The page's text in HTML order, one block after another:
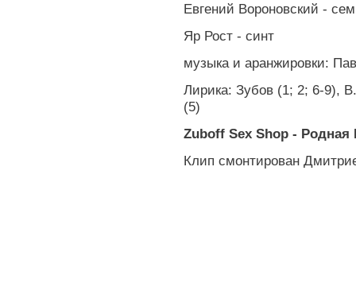
Евгений Вороновский -
Яр Рост - синт
музыка и аранжировки:
Лирика: Зубов (1; 2; 6-9),
(5)
Zuboff Sex Shop - Родная
Клип смонтирован